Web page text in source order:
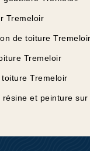
Tremeloir
de toiture Tremeloir
Tremeloir
Tremeloir
résine et peinture